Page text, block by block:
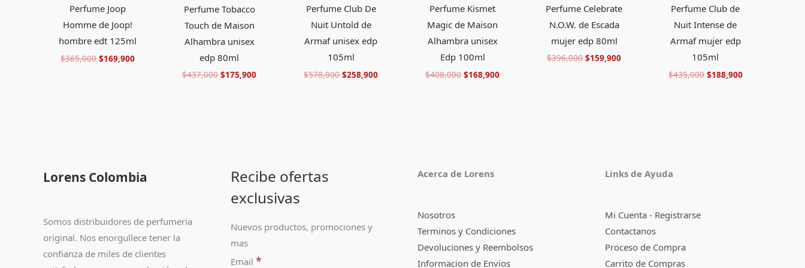
Perfume Joop
Homme de Joop!
hombre edt 125ml
$365,000 $169,900
Perfume Tobacco
Touch de Maison
Alhambra unisex
edp 80ml
$437,000 $175,900
Perfume Club De
Nuit Untold de
Armaf unisex edp
105ml
$578,000 $258,900
Perfume Kismet
Magic de Maison
Alhambra unisex
Edp 100ml
$408,000 $168,900
Perfume Celebrate
N.O.W. de Escada
mujer edp 80ml
$396,000 $159,900
Perfume Club de
Nuit Intense de
Armaf mujer edp
105ml
$435,000 $188,900
Lorens Colombia
Somos distribuidores de perfumeria
original. Nos enorgullece tener la
confianza de miles de clientes
Recibe ofertas
exclusivas
Nuevos productos, promociones y
mas
Email *
Acerca de Lorens
Nosotros
Terminos y Condiciones
Devoluciones y Reembolsos
Informacion de Envios
Links de Ayuda
Mi Cuenta - Registrarse
Contactanos
Proceso de Compra
Carrito de Compras